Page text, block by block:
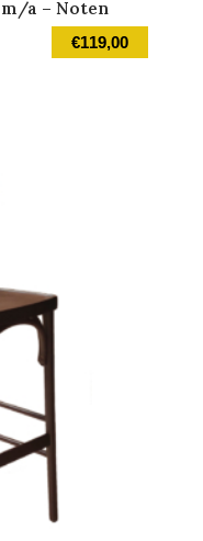
a – Noten
€119,00